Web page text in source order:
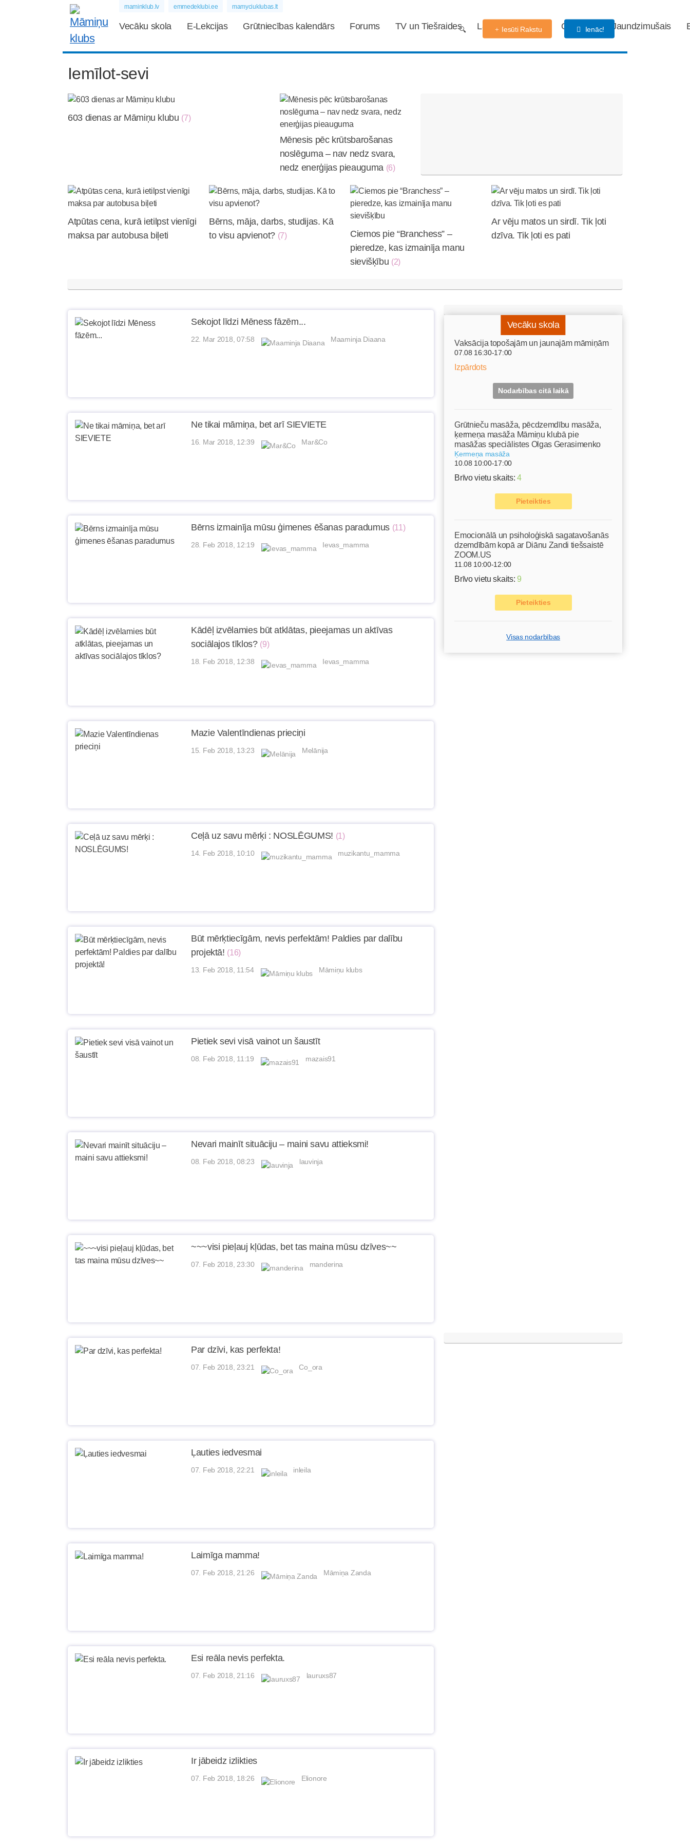
maminklub.lv emmedeklubi.ee mamyciuklubas.lt
Vecāku skola E-Lekcijas Grūtniecības kalendārs Forums TV un Tiešraides Labdarības fonds Gaidības Jaundzimušais
Iesūti Rakstu Ienāc!
Iemīlot-sevi
603 dienas ar Māmiņu klubu (7)
Mēnesis pēc krūtsbarošanas
noslēguma – nav nedz svara,
nedz enerģijas pieauguma (6)
Atpūtas cena, kurā ietilpst vienīgi
maksa par autobusa biļeti
Bērns, māja, darbs, studijas. Kā
to visu apvienot? (7)
Ciemos pie “Branchess” –
pieredze, kas izmainīja manu
sievišķību (2)
Ar vēju matos un sirdī. Tik ļoti
dzīva. Tik ļoti es pati
Sekojot līdzi Mēness fāzēm...
22. Mar 2018, 07:58 Maaminja Diaana
Ne tikai māmiņa, bet arī SIEVIETE
16. Mar 2018, 12:39 Mar&Co
Bērns izmainīja mūsu ģimenes ēšanas paradumus (11)
28. Feb 2018, 12:19 Ievas_mamma
Kādēļ izvēlamies būt atklātas, pieejamas un aktīvas
sociālajos tīklos? (9)
18. Feb 2018, 12:38 Ievas_mamma
Mazie Valentīndienas prieciņi
15. Feb 2018, 13:23 Melānija
Ceļā uz savu mērķi : NOSLĒGUMS! (1)
14. Feb 2018, 10:10 muzikantu_mamma
Būt mērķtiecīgām, nevis perfektām! Paldies par dalību
projektā! (16)
13. Feb 2018, 11:54 Māmiņu klubs
Pietiek sevi visā vainot un šaustīt
08. Feb 2018, 11:19 mazais91
Nevari mainīt situāciju – maini savu attieksmi!
08. Feb 2018, 08:23 lauvinja
~~~visi pieļauj kļūdas, bet tas maina mūsu dzīves~~
07. Feb 2018, 23:30 manderina
Vecāku skola
Vaksācija topošajām un jaunajām māmiņām
07.08 16:30-17:00
Izpārdots
Nodarbības citā laikā
Grūtnieču masāža, pēcdzemdību masāža,
ķermeņa masāža Māmiņu klubā pie
masāžas speciālistes Olgas Gerasimenko
Ķermeņa masāža
10.08 10:00-17:00
Brīvo vietu skaits: 4
Pieteikties
Emocionālā un psiholoģiskā sagatavošanās
dzemdībām kopā ar Diānu Zandi tiešsaistē
ZOOM.US
11.08 10:00-12:00
Brīvo vietu skaits: 9
Pieteikties
Visas nodarbības
Par dzīvi, kas perfekta!
07. Feb 2018, 23:21 Co_ora
Ļauties iedvesmai
07. Feb 2018, 22:21 inleila
Laimīga mamma!
07. Feb 2018, 21:26 Māmiņa Zanda
Esi reāla nevis perfekta.
07. Feb 2018, 21:16 lauruxs87
Ir jābeidz izlikties
07. Feb 2018, 18:26 Elionore